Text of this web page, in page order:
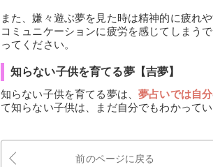
また、嫌々遊ぶ夢を見た時は精神的に疲れ
コミュニケーションに疲労を感じてしまう
ってください。
知らない子供を育てる夢【吉夢】
知らない子供を育てる夢は、夢占いでは自
て知らない子供は、まだ自分でもわかって
前のページに戻る